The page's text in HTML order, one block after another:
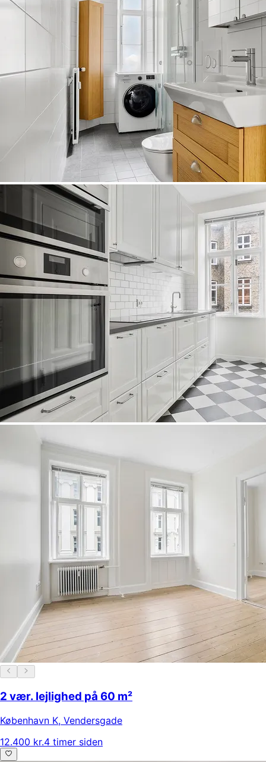
2 vær. lejlighed på 60 m²
København K, Vendersgade
12.400 kr.4 timer siden